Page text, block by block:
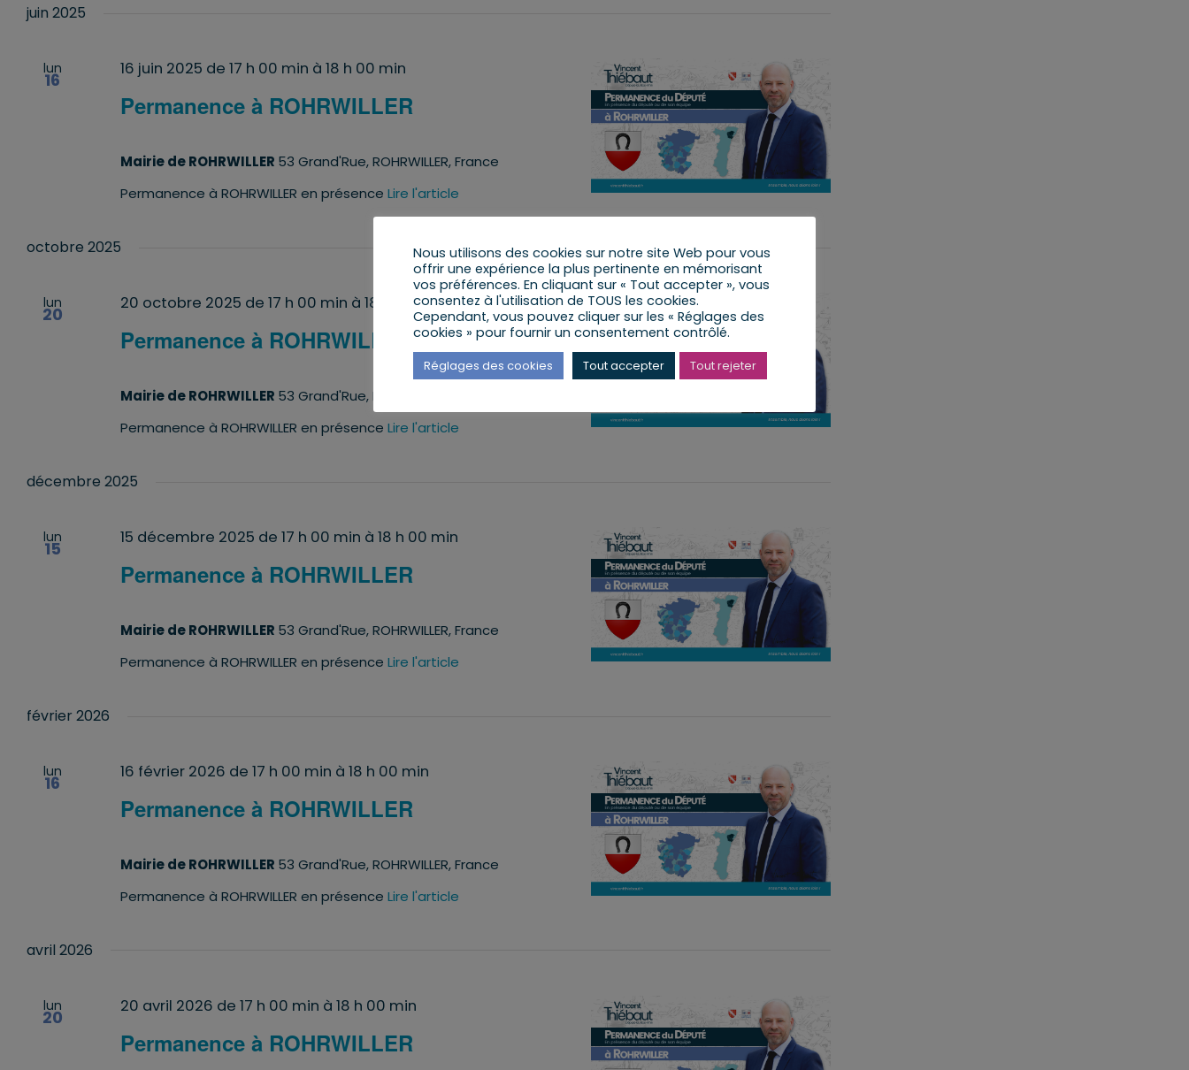
juin 2025
lun
16
Permanence à ROHRWILLER
16 juin 2025 de 17 h 00 min à18 h 00 min
Mairie de ROHRWILLER 53 Grand'Rue, ROHRWILLER, France
Permanence à ROHRWILLER en présenceLire l'article
octobre 2025
lun
20
Permanence à ROHRWILLER
20 octobre 2025 de 17 h 00 min à18 h 00 min
Mairie de ROHRWILLER 53 Grand'Rue, ROHRWILLER, France
Permanence à ROHRWILLER en présenceLire l'article
décembre 2025
lun
15
Permanence à ROHRWILLER
15 décembre 2025 de 17 h 00 min à18 h 00 min
Mairie de ROHRWILLER 53 Grand'Rue, ROHRWILLER, France
Permanence à ROHRWILLER en présenceLire l'article
février 2026
lun
16
Permanence à ROHRWILLER
16 février 2026 de 17 h 00 min à18 h 00 min
Mairie de ROHRWILLER 53 Grand'Rue, ROHRWILLER, France
Permanence à ROHRWILLER en présenceLire l'article
avril 2026
lun
20
Permanence à ROHRWILLER
20 avril 2026 de 17 h 00 min à18 h 00 min
Nous utilisons des cookies sur notre site Web pour vous
offrir une expérience la plus pertinente en mémorisant
vos préférences. En cliquant sur « Tout accepter », vous
consentez à l'utilisation de TOUS les cookies.
Cependant, vous pouvez cliquer sur les « Réglages des
cookies » pour fournir un consentement contrôlé.
Réglages des cookies Tout accepter Tout rejeter